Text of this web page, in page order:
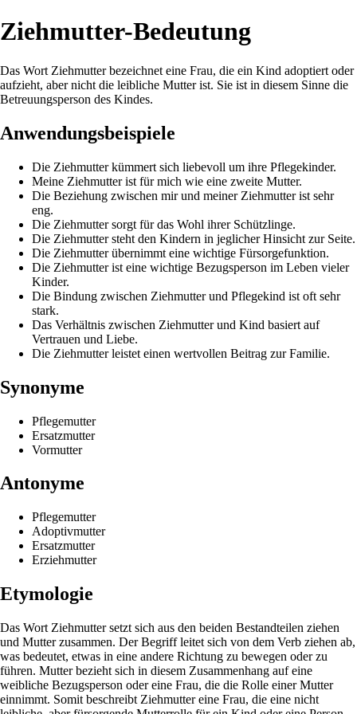
Ziehmutter-Bedeutung
Das Wort Ziehmutter bezeichnet eine Frau, die ein Kind adoptiert oder
aufzieht, aber nicht die leibliche Mutter ist. Sie ist in diesem Sinne die
Betreuungsperson des Kindes.
Anwendungsbeispiele
Die Ziehmutter kümmert sich liebevoll um ihre Pflegekinder.
Meine Ziehmutter ist für mich wie eine zweite Mutter.
Die Beziehung zwischen mir und meiner Ziehmutter ist sehr
eng.
Die Ziehmutter sorgt für das Wohl ihrer Schützlinge.
Die Ziehmutter steht den Kindern in jeglicher Hinsicht zur Seite.
Die Ziehmutter übernimmt eine wichtige Fürsorgefunktion.
Die Ziehmutter ist eine wichtige Bezugsperson im Leben vieler
Kinder.
Die Bindung zwischen Ziehmutter und Pflegekind ist oft sehr
stark.
Das Verhältnis zwischen Ziehmutter und Kind basiert auf
Vertrauen und Liebe.
Die Ziehmutter leistet einen wertvollen Beitrag zur Familie.
Synonyme
Pflegemutter
Ersatzmutter
Vormutter
Antonyme
Pflegemutter
Adoptivmutter
Ersatzmutter
Erziehmutter
Etymologie
Das Wort Ziehmutter setzt sich aus den beiden Bestandteilen ziehen
und Mutter zusammen. Der Begriff leitet sich von dem Verb ziehen ab,
was bedeutet, etwas in eine andere Richtung zu bewegen oder zu
führen. Mutter bezieht sich in diesem Zusammenhang auf eine
weibliche Bezugsperson oder eine Frau, die die Rolle einer Mutter
einnimmt. Somit beschreibt Ziehmutter eine Frau, die eine nicht